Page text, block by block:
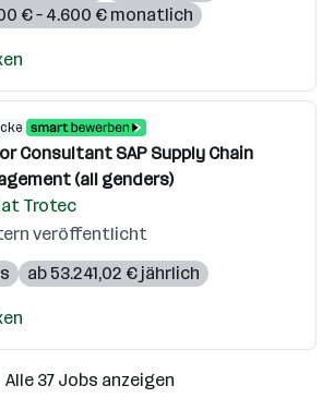
€ – 4.600 € monatlich
Consultant SAP Supply Chain
(all genders)
Trotec
veröffentlicht
ab 53.241,02 € jährlich
Alle 37 Jobs anzeigen